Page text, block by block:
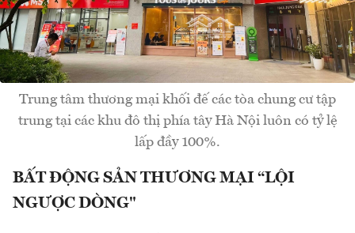
Trung tâm thương mại khối đế các tòa chung cư tập
trung tại các khu đô thị phía tây Hà Nội luôn có tỷ lệ
lấp đầy 100%.
BẤT ĐỘNG SẢN THƯƠNG MẠI “LỘI
NGƯỢC DÒNG"